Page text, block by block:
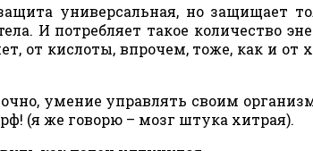
универсальная, но защищает
И потребляет такое количество
от кислоты, впрочем, тоже, как и от
умение управлять своим
(я же говорю – мозг штука хитрая).